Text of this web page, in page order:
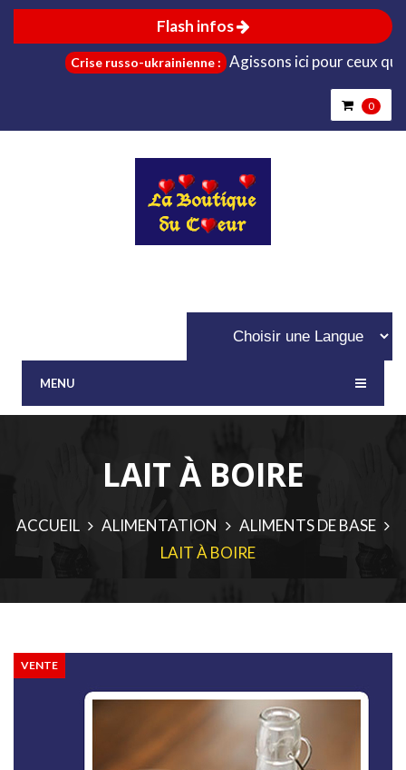
Flash infos
Crise russo-ukrainienne : Agissons ici pour ceux qui
0
MENU
LAIT À BOIRE
ACCUEIL ALIMENTATION
ALIMENTS DE BASE
LAIT À BOIRE
VENTE